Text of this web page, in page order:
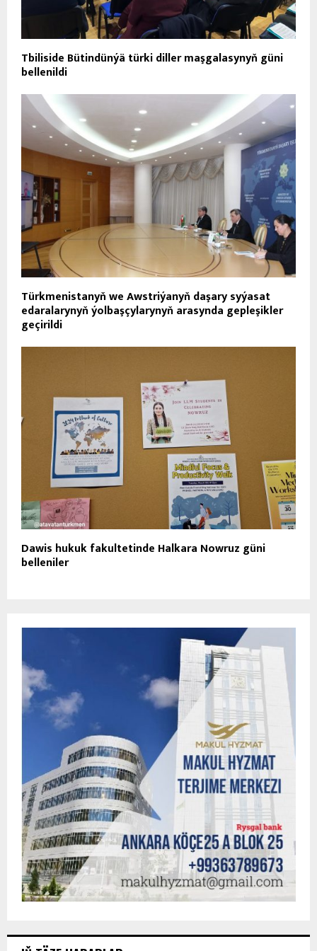
Tbiliside Bütindünýä türki diller maşgalasynyň güni
bellenildi
Türkmenistanyň we Awstriýanyň daşary syýasat
edaralarynyň ýolbaşçylarynyň arasynda gepleşikler
geçirildi
Dawis hukuk fakultetinde Halkara Nowruz güni
belleniler